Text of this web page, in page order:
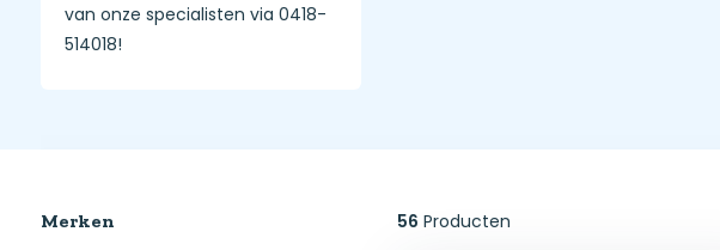
van onze specialisten via 0418-
514018!
Merken 56 Producten